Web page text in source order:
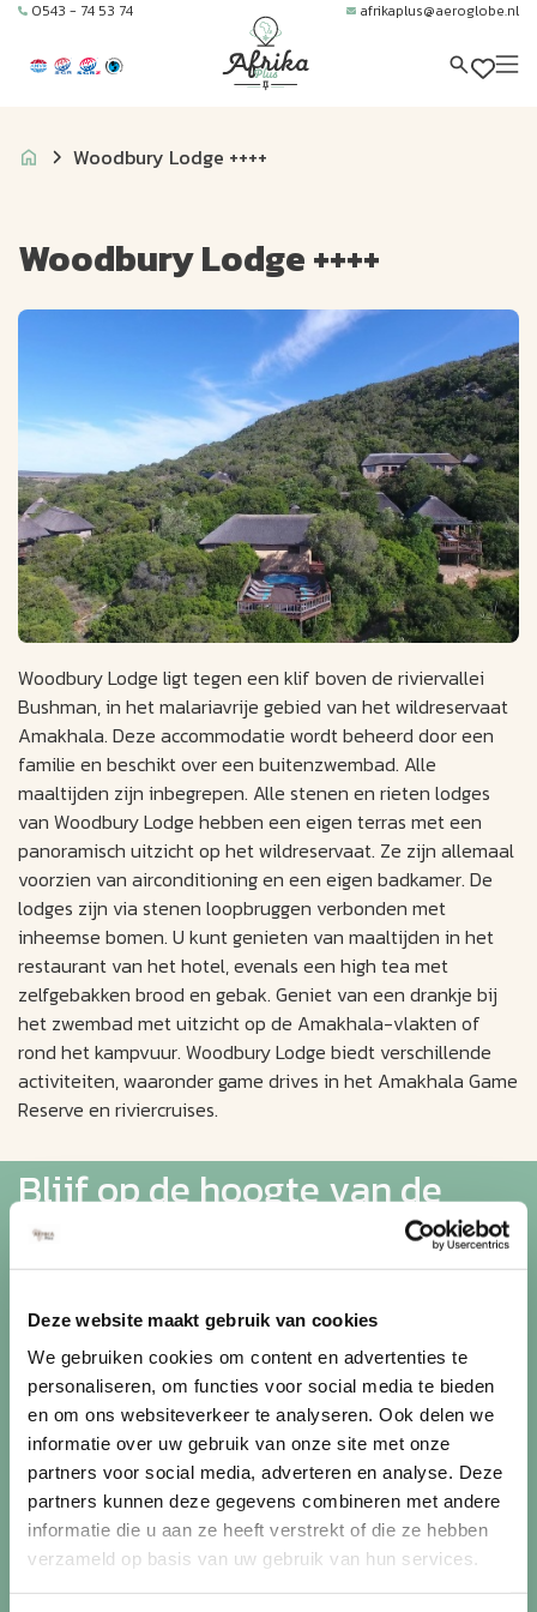
Deze website maakt gebruik van cookies
We gebruiken cookies om content en advertenties te
personaliseren, om functies voor social media te bieden
en om ons websiteverkeer te analyseren. Ook delen we
informatie over uw gebruik van onze site met onze
partners voor social media, adverteren en analyse. Deze
partners kunnen deze gegevens combineren met andere
informatie die u aan ze heeft verstrekt of die ze hebben
verzameld op basis van uw gebruik van hun services.
0543 - 74 53 74 afrikaplus@aeroglobe.nl
Woodbury Lodge ++++
Woodbury Lodge ++++
Woodbury Lodge ligt tegen een klif boven de riviervallei
Bushman, in het malariavrije gebied van het wildreservaat
Amakhala. Deze accommodatie wordt beheerd door een
familie en beschikt over een buitenzwembad. Alle
maaltijden zijn inbegrepen. Alle stenen en rieten lodges
van Woodbury Lodge hebben een eigen terras met een
panoramisch uitzicht op het wildreservaat. Ze zijn allemaal
voorzien van airconditioning en een eigen badkamer. De
lodges zijn via stenen loopbruggen verbonden met
inheemse bomen. U kunt genieten van maaltijden in het
restaurant van het hotel, evenals een high tea met
zelfgebakken brood en gebak. Geniet van een drankje bij
het zwembad met uitzicht op de Amakhala-vlakten of
rond het kampvuur. Woodbury Lodge biedt verschillende
activiteiten, waaronder game drives in het Amakhala Game
Reserve en riviercruises.
Blijf op de hoogte van de
mooiste reizen
Ontvang circa 1 maal per maand onze nieuwsbrief met de
laatste aanbiedingen. U kunt zich elk moment weer
uitschrijven via de afmeldlink in de nieuwsbrief.
Aanmelden
Lees in onsprivacybeleidhoe wij zorgvuldig omgaan met uw
gegevens.